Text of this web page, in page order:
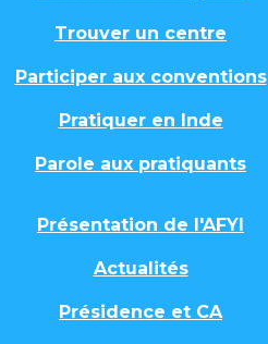
Trouver un centre
Participer aux conventions
Pratiquer en Inde
Parole aux pratiquants
Présentation de l'AFYI
Actualités
Présidence et CA